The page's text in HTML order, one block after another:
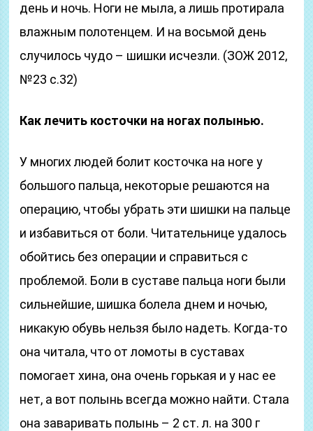
день и ночь. Ноги не мыла, а лишь протирала
влажным полотенцем. И на восьмой день
случилось чудо – шишки исчезли. (ЗОЖ 2012,
№23 с.32)
Как лечить косточки на ногах полынью.
У многих людей болит косточка на ноге у
большого пальца, некоторые решаются на
операцию, чтобы убрать эти шишки на пальце
и избавиться от боли. Читательнице удалось
обойтись без операции и справиться с
проблемой. Боли в суставе пальца ноги были
сильнейшие, шишка болела днем и ночью,
никакую обувь нельзя было надеть. Когда-то
она читала, что от ломоты в суставах
помогает хина, она очень горькая и у нас ее
нет, а вот полынь всегда можно найти. Стала
она заваривать полынь – 2 ст. л. на 300 г